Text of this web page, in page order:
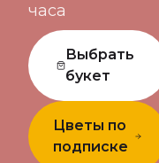
часа
Выбрать
букет
Цветы по
подписке